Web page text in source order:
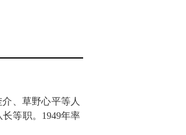
、草野心平等人
等职。1949年率